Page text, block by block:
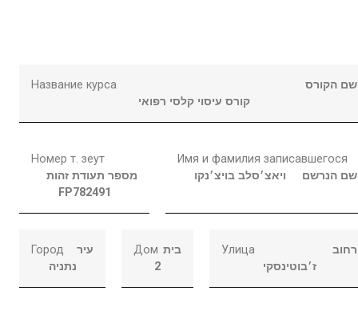
Название курса
שם הקורס
קורס עיסוי קלסי רפואי
Номер т. зеут
מספר תעודת זהות
FP782491
Имя и фамилия записавшегося
שם הנרשם
ויאצ׳סלב בויצ׳נקו
Город
עיר
נתניה
Дом בית
2
Улица
רחוב
ז׳בוטינסקי